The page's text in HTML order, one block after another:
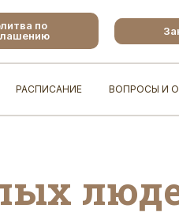
по
РАСПИСАНИЕ ВОПРОСЫ И